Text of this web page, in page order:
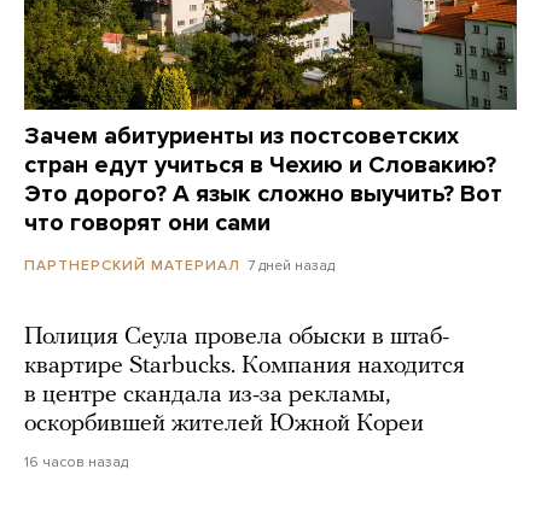
Зачем абитуриенты из постсоветских
стран едут учиться в Чехию и Словакию?
Это дорого? А язык сложно выучить? Вот
что говорят они сами
ПАРТНЕРСКИЙ МАТЕРИАЛ 7 дней назад
Полиция Сеула провела обыски в штаб-
квартире Starbucks. Компания находится
в центре скандала из-за рекламы,
оскорбившей жителей Южной Кореи
16 часов назад